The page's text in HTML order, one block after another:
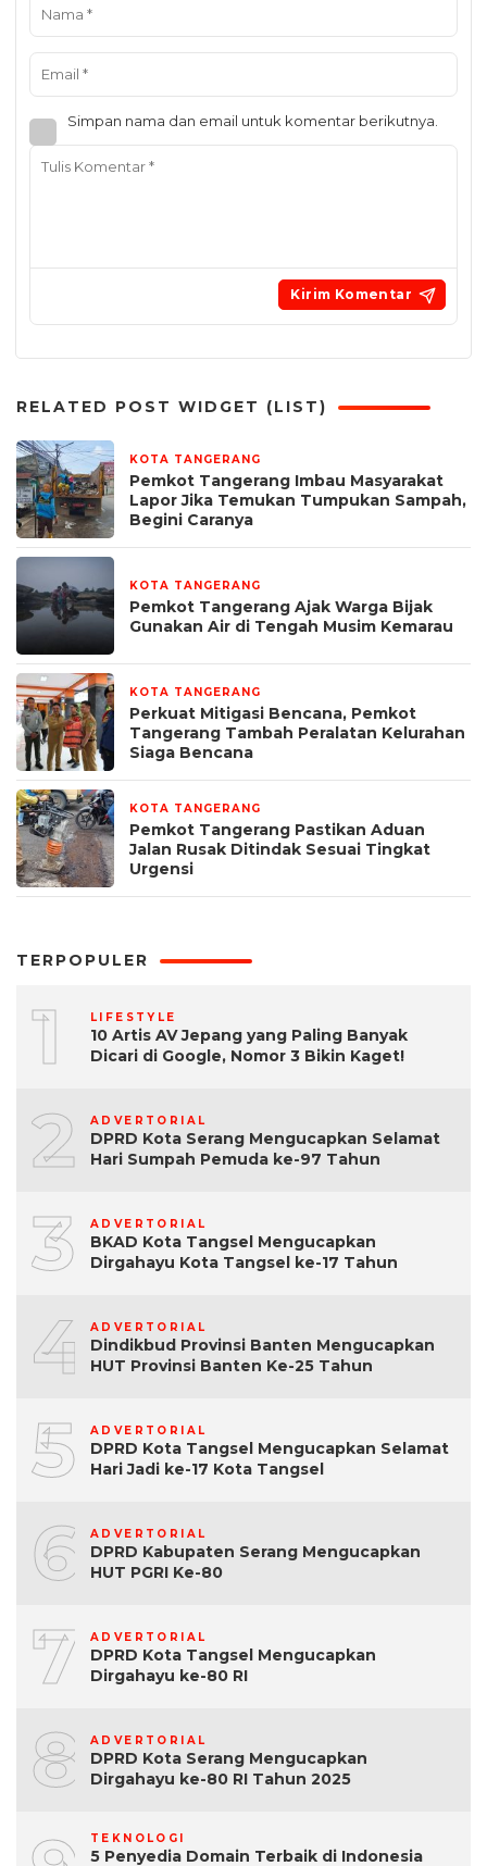
Simpan nama dan email untuk komentar berikutnya.
RELATED POST WIDGET (LIST)
KOTA TANGERANG
Pemkot Tangerang Imbau Masyarakat
Lapor Jika Temukan Tumpukan Sampah,
Begini Caranya
KOTA TANGERANG
Pemkot Tangerang Ajak Warga Bijak
Gunakan Air di Tengah Musim Kemarau
KOTA TANGERANG
Perkuat Mitigasi Bencana, Pemkot
Tangerang Tambah Peralatan Kelurahan
Siaga Bencana
KOTA TANGERANG
Pemkot Tangerang Pastikan Aduan
Jalan Rusak Ditindak Sesuai Tingkat
Urgensi
TERPOPULER
1 LIFESTYLE
10 Artis AV Jepang yang Paling Banyak
Dicari di Google, Nomor 3 Bikin Kaget!
2 ADVERTORIAL
DPRD Kota Serang Mengucapkan Selamat
Hari Sumpah Pemuda ke-97 Tahun
3 ADVERTORIAL
BKAD Kota Tangsel Mengucapkan
Dirgahayu Kota Tangsel ke-17 Tahun
4 ADVERTORIAL
Dindikbud Provinsi Banten Mengucapkan
HUT Provinsi Banten Ke-25 Tahun
5 ADVERTORIAL
DPRD Kota Tangsel Mengucapkan Selamat
Hari Jadi ke-17 Kota Tangsel
6 ADVERTORIAL
DPRD Kabupaten Serang Mengucapkan
HUT PGRI Ke-80
7 ADVERTORIAL
DPRD Kota Tangsel Mengucapkan
Dirgahayu ke-80 RI
8 ADVERTORIAL
DPRD Kota Serang Mengucapkan
Dirgahayu ke-80 RI Tahun 2025
TEKNOLOGI
5 Penyedia Domain Terbaik di Indonesia